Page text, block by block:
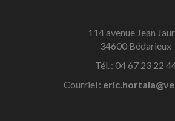
114 avenue Jean
34600 Bédarieux
Tél. : 04 67 23 22
Courriel :